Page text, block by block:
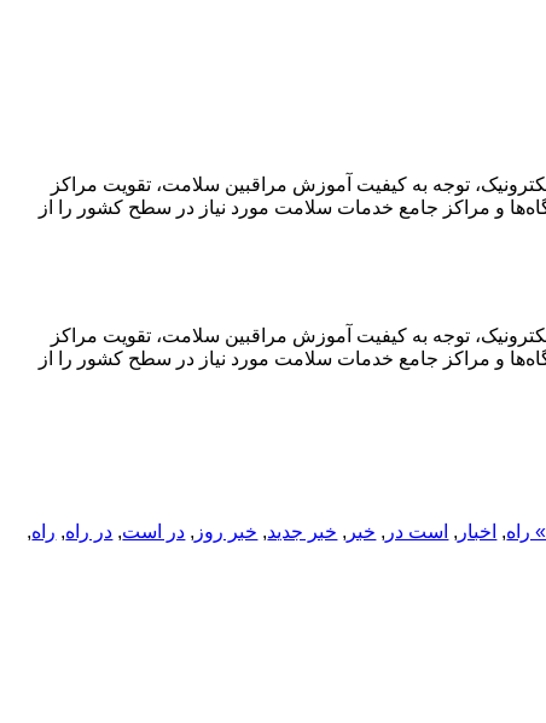
توجه به کیفیت آموزش مراقبین سلامت، تقویت مراکز
و مراکز جامع خدمات سلامت مورد نیاز در سطح کشور را از
توجه به کیفیت آموزش مراقبین سلامت، تقویت مراکز
و مراکز جامع خدمات سلامت مورد نیاز در سطح کشور را از
راه, اخبار , است در , خبر , خبر جدید, خبر روز , در است, در راه, راه,